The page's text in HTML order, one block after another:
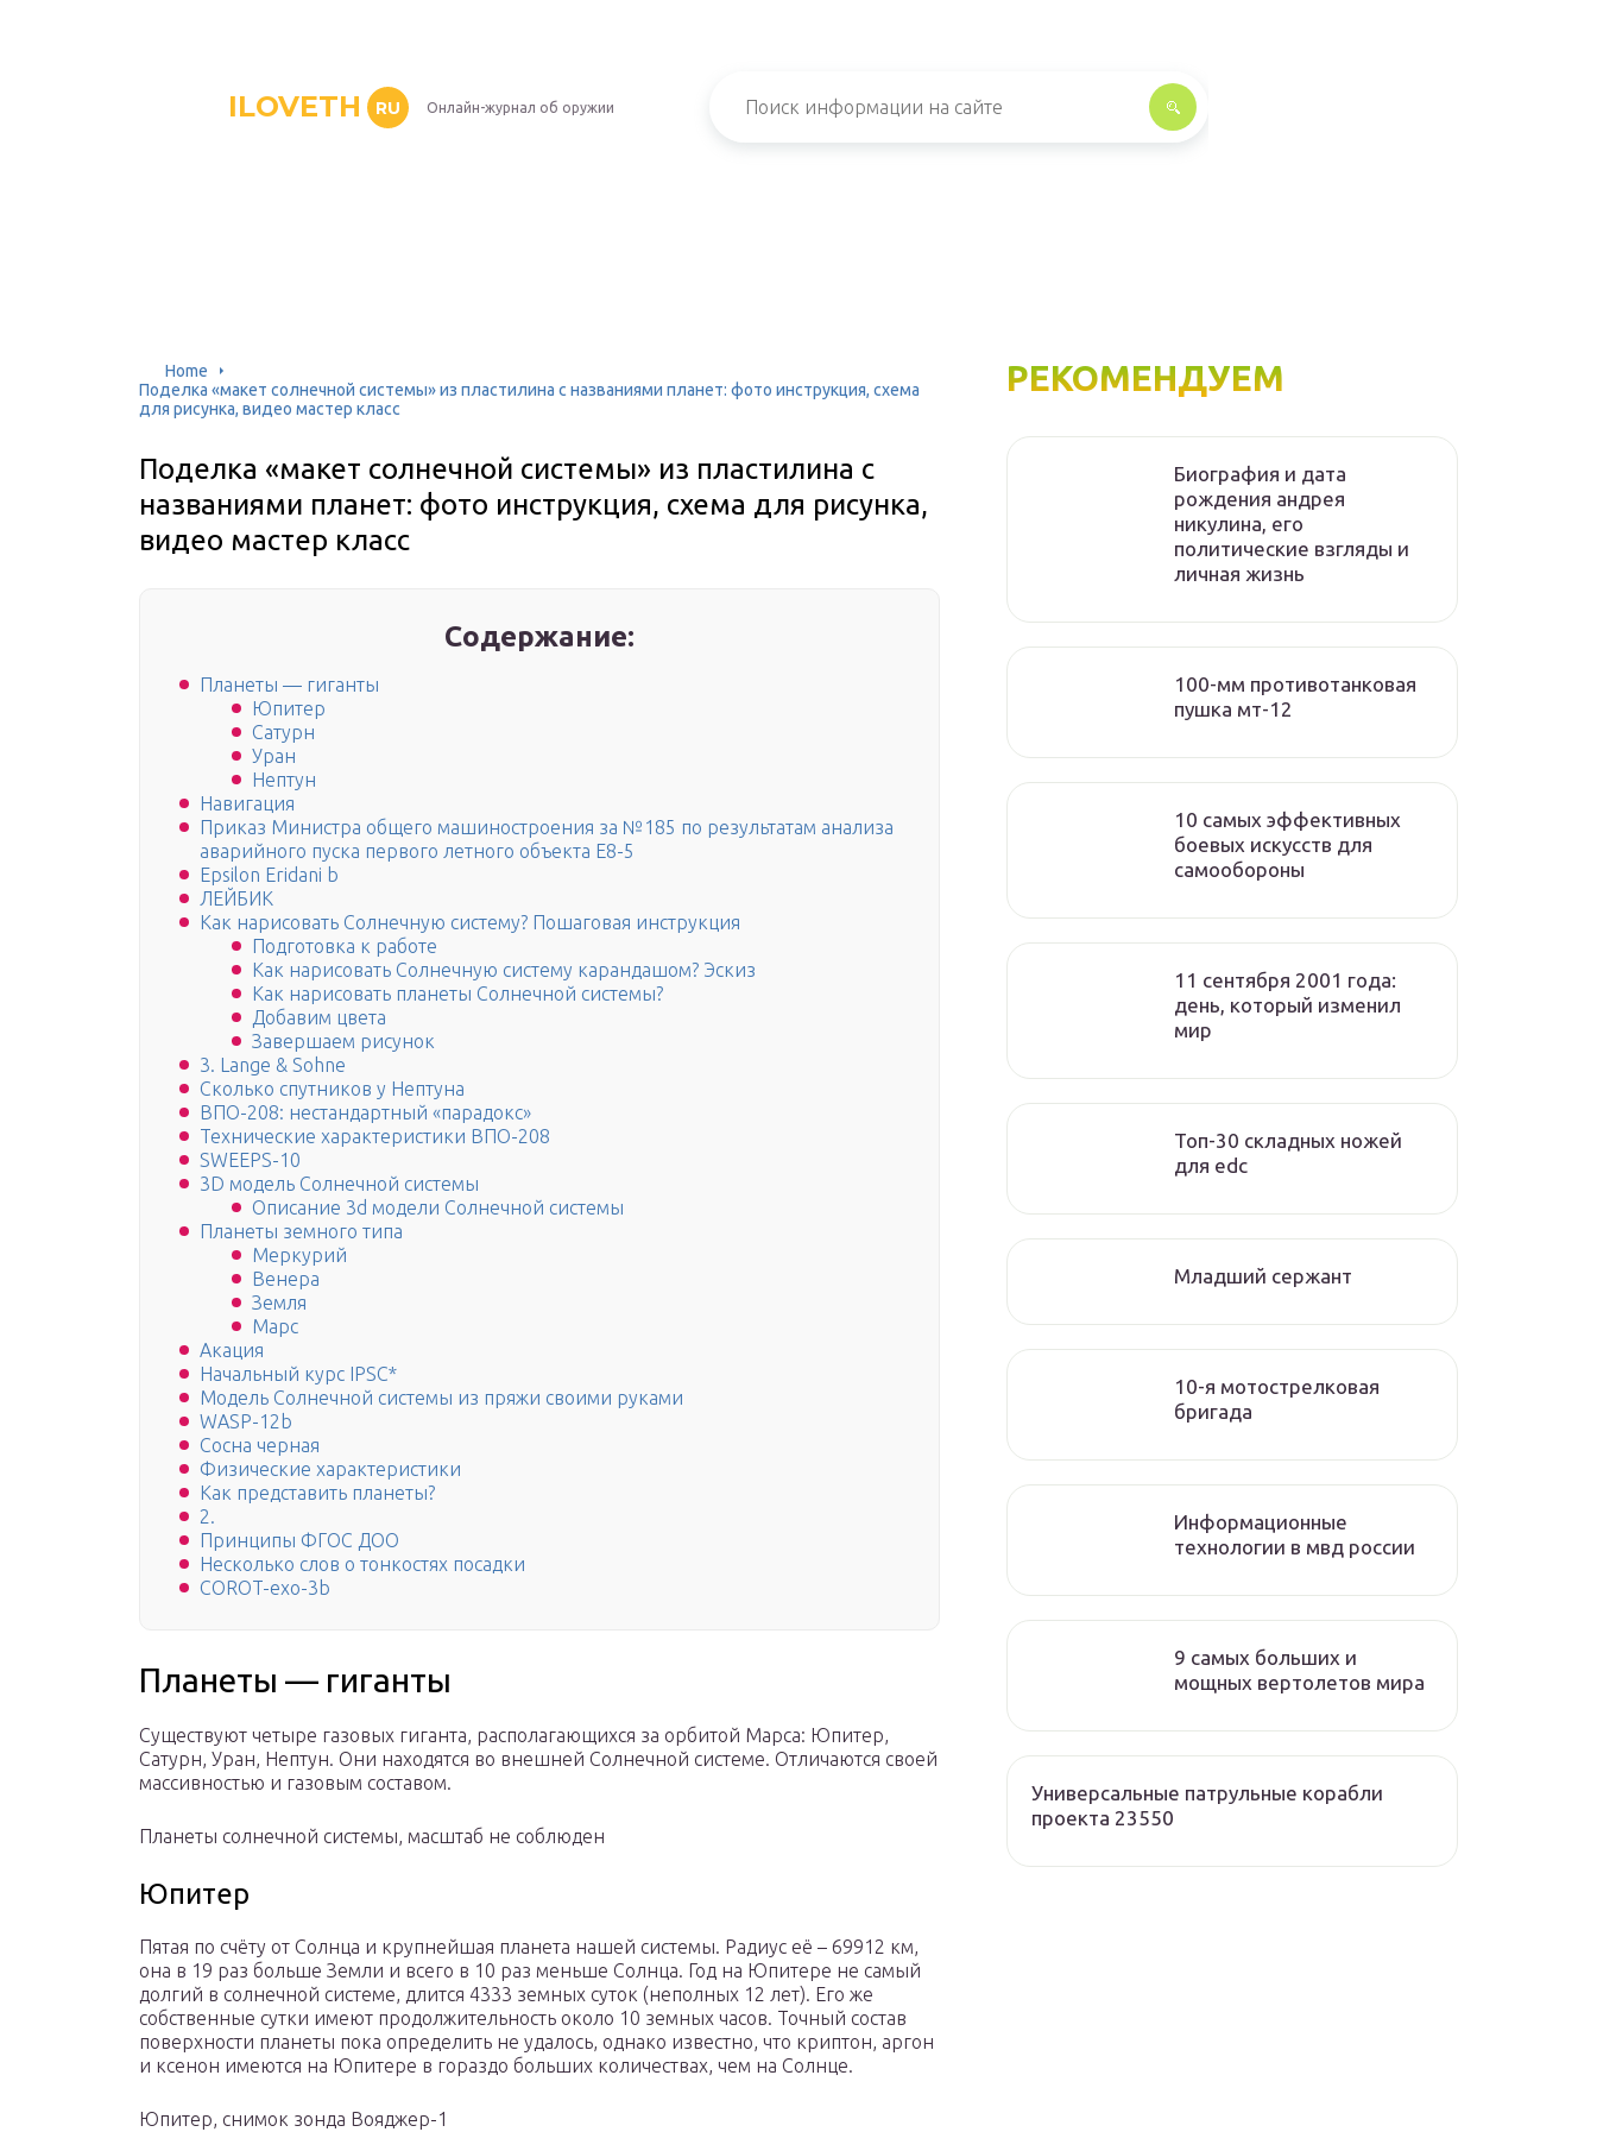
ILOVETH RU Онлайн-журнал об оружии
Home
Поделка «макет солнечной системы» из пластилина с названиями планет: фото инструкция, схема
для рисунка, видео мастер класс
Поделка «макет солнечной системы» из пластилина с
названиями планет: фото инструкция, схема для рисунка,
видео мастер класс
Содержание:
Планеты — гиганты
Юпитер
Сатурн
Уран
Нептун
Навигация
Приказ Министра общего машиностроения за №185 по результатам анализа
аварийного пуска первого летного объекта Е8-5
Epsilon Eridani b
ЛЕЙБИК
Как нарисовать Солнечную систему? Пошаговая инструкция
Подготовка к работе
Как нарисовать Солнечную систему карандашом? Эскиз
Как нарисовать планеты Солнечной системы?
Добавим цвета
Завершаем рисунок
3. Lange & Sohne
Сколько спутников у Нептуна
ВПО-208: нестандартный «парадокс»
Технические характеристики ВПО-208
SWEEPS-10
3D модель Солнечной системы
Описание 3d модели Солнечной системы
Планеты земного типа
Меркурий
Венера
Земля
Марс
Акация
Начальный курс IPSC*
Модель Солнечной системы из пряжи своими руками
WASP-12b
Сосна черная
Физические характеристики
Как представить планеты?
2.
Принципы ФГОС ДОО
Несколько слов о тонкостях посадки
COROT-exo-3b
Планеты — гиганты
Существуют четыре газовых гиганта, располагающихся за орбитой Марса: Юпитер,
Сатурн, Уран, Нептун. Они находятся во внешней Солнечной системе. Отличаются своей
массивностью и газовым составом.
Планеты солнечной системы, масштаб не соблюден
Юпитер
Пятая по счёту от Солнца и крупнейшая планета нашей системы. Радиус её – 69912 км,
она в 19 раз больше Земли и всего в 10 раз меньше Солнца. Год на Юпитере не самый
долгий в солнечной системе, длится 4333 земных суток (неполных 12 лет). Его же
собственные сутки имеют продолжительность около 10 земных часов. Точный состав
поверхности планеты пока определить не удалось, однако известно, что криптон, аргон
и ксенон имеются на Юпитере в гораздо больших количествах, чем на Солнце.
Юпитер, снимок зонда Вояджер-1
РЕКОМЕНДУЕМ
Биография и дата
рождения андрея
никулина, его
политические взгляды и
личная жизнь
100-мм противотанковая
пушка мт-12
10 самых эффективных
боевых искусств для
самообороны
11 сентября 2001 года:
день, который изменил
мир
Топ-30 складных ножей
для edc
Младший сержант
10-я мотострелковая
бригада
Информационные
технологии в мвд россии
9 самых больших и
мощных вертолетов мира
Универсальные патрульные корабли
проекта 23550